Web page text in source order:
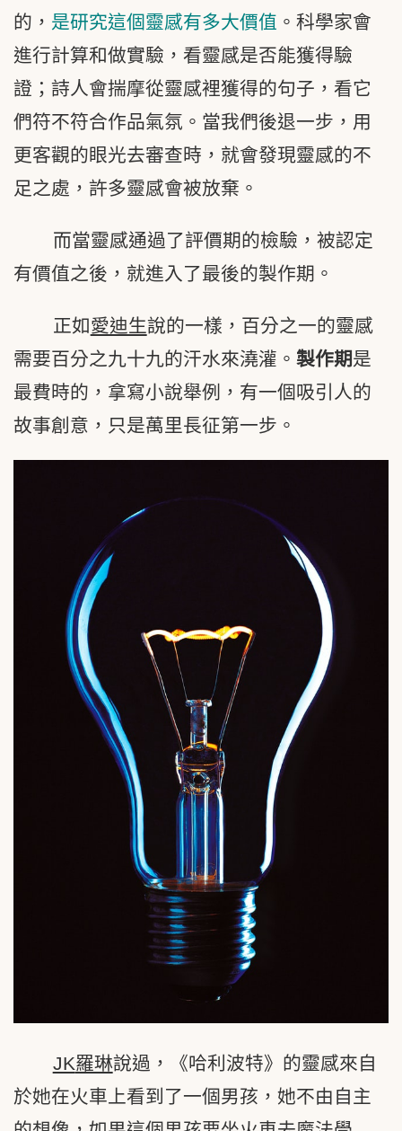
的， 是研究這個靈感有多大價值 。科學家會
進行計算和做實驗，看靈感是否能獲得驗
證；詩人會揣摩從靈感裡獲得的句子，看它
們符不符合作品氣氛。當我們後退一步，用
更客觀的眼光去審查時，就會發現靈感的不
足之處，許多靈感會被放棄。
而當靈感通過了評價期的檢驗，被認定
有價值之後，就進入了最後的製作期。
正如愛迪生說的一樣，百分之一的靈感
需要百分之九十九的汗水來澆灌。 製作期是
最費時的，拿寫小說舉例，有一個吸引人的
故事創意，只是萬里長征第一步。
JK羅琳說過，《哈利波特》的靈感來自
於她在火車上看到了一個男孩，她不由自主